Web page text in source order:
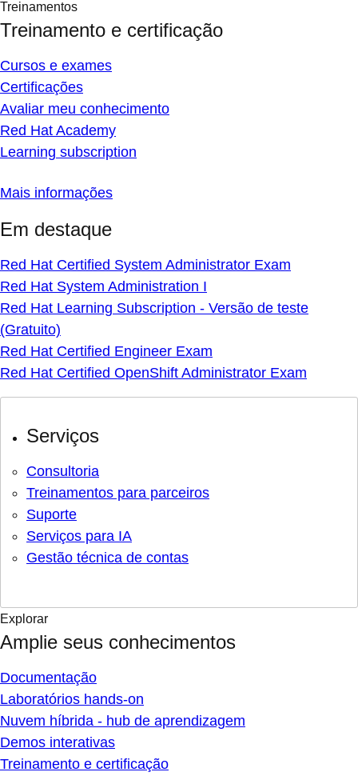
Treinamentos
Treinamento e certificação
Cursos e exames
Certificações
Avaliar meu conhecimento
Red Hat Academy
Learning subscription
Mais informações
Em destaque
Red Hat Certified System Administrator Exam
Red Hat System Administration I
Red Hat Learning Subscription - Versão de teste
(Gratuito)
Red Hat Certified Engineer Exam
Red Hat Certified OpenShift Administrator Exam
Serviços
Consultoria
Treinamentos para parceiros
Suporte
Serviços para IA
Gestão técnica de contas
Explorar
Amplie seus conhecimentos
Documentação
Laboratórios hands-on
Nuvem híbrida - hub de aprendizagem
Demos interativas
Treinamento e certificação